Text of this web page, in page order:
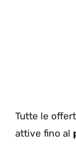
Tutte le
attive fino al